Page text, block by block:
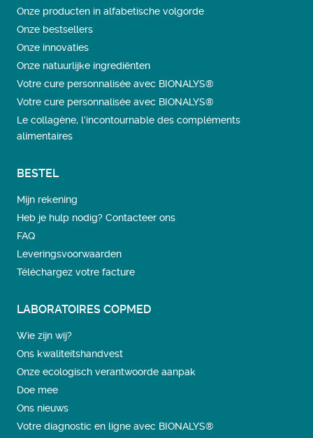
Onze producten in alfabetische volgorde
Onze bestsellers
Onze innovaties
Onze natuurlijke ingrediënten
Votre cure personnalisée avec BIONALYS®
Votre cure personnalisée avec BIONALYS®
Le collagène, l’incontournable des compléments
alimentaires
BESTEL
Mijn rekening
Heb je hulp nodig? Contacteer ons
FAQ
Leveringsvoorwaarden
Téléchargez votre facture
LABORATOIRES COPMED
Wie zijn wij?
Ons kwaliteitshandvest
Onze ecologisch verantwoorde aanpak
Doe mee
Ons nieuws
Votre diagnostic en ligne avec BIONALYS®